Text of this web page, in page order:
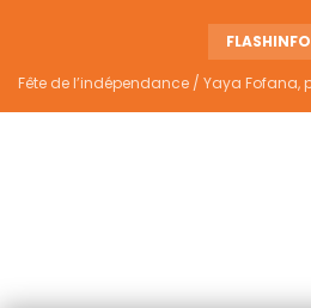
FLASHINFO